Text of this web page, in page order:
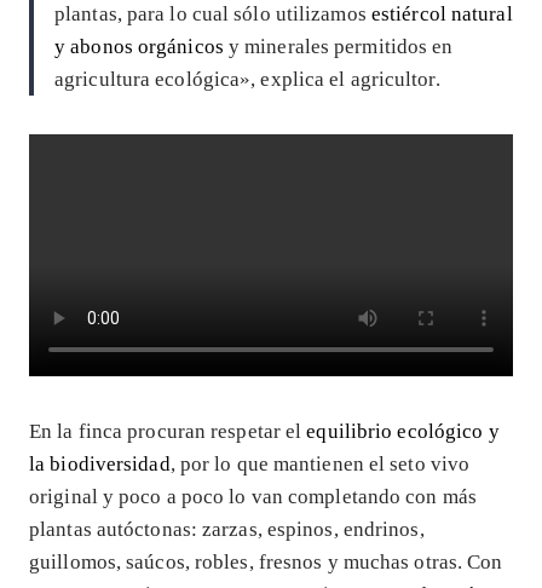
plantas, para lo cual sólo utilizamos estiércol natural
y abonos orgánicos y minerales permitidos en
agricultura ecológica», explica el agricultor.
En la finca procuran respetar elequilibrio ecológico y
la biodiversidad, por lo que mantienen el seto vivo
original y poco a poco lo van completando con más
plantas autóctonas: zarzas, espinos, endrinos,
guillomos, saúcos, robles, fresnos y muchas otras. Con